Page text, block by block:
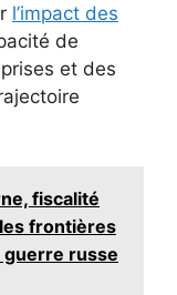
l’impact des
de
et des
fiscalité
frontières
guerre russe